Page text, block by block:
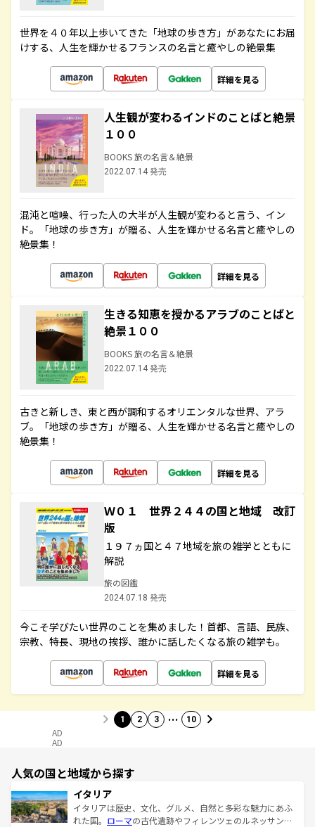
世界を４０年以上歩いてきた「地球の歩き方」があなたにお届
けする、人生を輝かせるフランスの名言と癒やしの絶景集
詳細を見る
人生観が変わるインドのことばと絶景
１００
BOOKS 旅の名言＆絶景
2022.07.14 発売
混沌と喧噪、行った人の大半が人生観が変わると言う、イン
ド。「地球の歩き方」が贈る、人生を輝かせる名言と癒やしの
絶景集！
詳細を見る
生きる知恵を授かるアラブのことばと
絶景１００
BOOKS 旅の名言＆絶景
2022.07.14 発売
古きと新しき、東と西が調和するオリエンタルな世界、アラ
ブ。「地球の歩き方」が贈る、人生を輝かせる名言と癒やしの
絶景集！
詳細を見る
Ｗ０１ 世界２４４の国と地域 改訂
版
１９７ヵ国と４７地域を旅の雑学とともに
解説
旅の図鑑
2024.07.18 発売
今こそ学びたい世界のことを集めました！首都、言語、民族、
宗教、特長、現地の挨拶、誰かに話したくなる旅の雑学も。
詳細を見る
1 2 3 … 10
AD
AD
人気の国と地域から探す
イタリア
イタリアは歴史、文化、グルメ、自然と多彩な魅力にあふ
れた国。 ローマの古代遺跡やフィレンツェのルネッサンス